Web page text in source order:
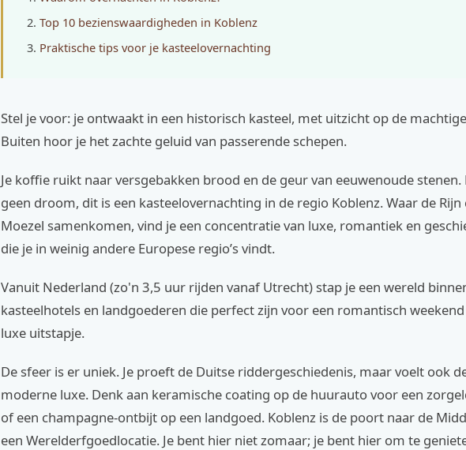
Top 10 bezienswaardigheden in Koblenz
Praktische tips voor je kasteelovernachting
Stel je voor: je ontwaakt in een historisch kasteel, met uitzicht op de
Buiten hoor je het zachte geluid van passerende schepen.
Je koffie ruikt naar versgebakken brood en de geur van eeuwenoude stenen.
geen droom, dit is een kasteelovernachting in de regio Koblenz. Waar de Rijn
Moezel samenkomen, vind je een concentratie van luxe, romantiek en
die je in weinig andere Europese regio’s vindt.
Vanuit Nederland (zo'n 3,5 uur rijden vanaf Utrecht) stap je een wereld
kasteelhotels en landgoederen die perfect zijn voor een romantisch
luxe uitstapje.
De sfeer is er uniek. Je proeft de Duitse riddergeschiedenis, maar voelt ook
moderne luxe. Denk aan keramische coating op de huurauto voor een
of een champagne-ontbijt op een landgoed. Koblenz is de poort naar de
een Werelderfgoedlocatie. Je bent hier niet zomaar; je bent hier om te